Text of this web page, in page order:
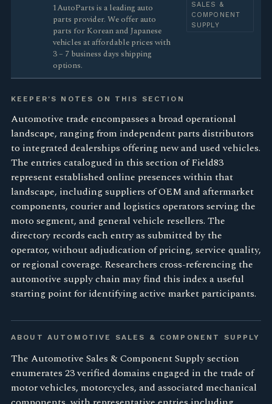
1AutoParts is a leading auto
parts provider. We offer auto
parts for Korean and Japanese
vehicles at affordable prices with
3 – 7 business days shipping
options.
SALES &
COMPONENT
SUPPLY
KEEPER'S NOTES ON THIS SECTION
Automotive trade encompasses a broad operational
landscape, ranging from independent parts distributors
to integrated dealerships offering new and used vehicles.
The entries catalogued in this section of Field83
represent established online presences within that
landscape, including suppliers of OEM and aftermarket
components, courier and logistics operators serving the
moto segment, and general vehicle resellers. The
directory records each entry as submitted by the
operator, without adjudication of pricing, service quality,
or regional coverage. Researchers cross-referencing the
automotive supply chain may find this index a useful
starting point for identifying active market participants.
ABOUT AUTOMOTIVE SALES & COMPONENT SUPPLY
The Automotive Sales & Component Supply section
enumerates 23 verified domains engaged in the trade of
motor vehicles, motorcycles, and associated mechanical